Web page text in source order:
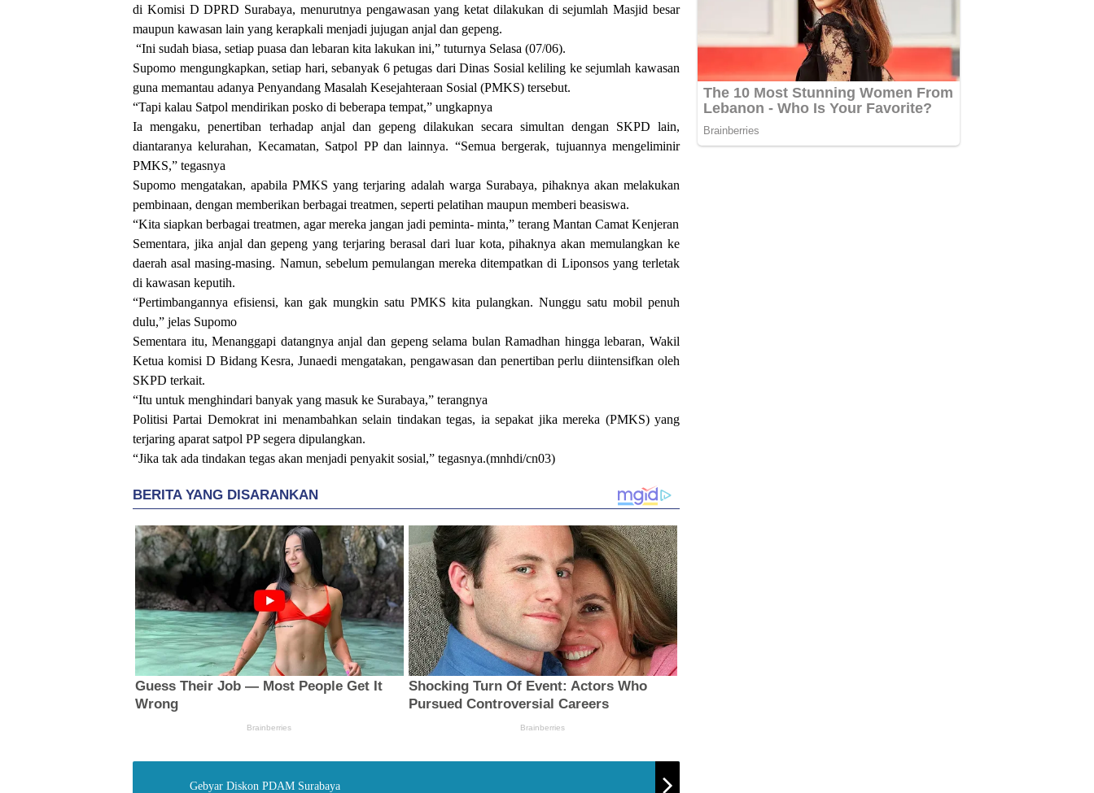
di Komisi D DPRD Surabaya, menurutnya pengawasan yang ketat dilakukan di sejumlah Masjid besar
maupun kawasan lain yang kerapkali menjadi jujugan anjal dan gepeng.
“Ini sudah biasa, setiap puasa dan lebaran kita lakukan ini,” tuturnya Selasa (07/06).
Supomo mengungkapkan, setiap hari, sebanyak 6 petugas dari Dinas Sosial keliling ke sejumlah kawasan
guna memantau adanya Penyandang Masalah Kesejahteraan Sosial (PMKS) tersebut.
“Tapi kalau Satpol mendirikan posko di beberapa tempat,” ungkapnya
Ia mengaku, penertiban terhadap anjal dan gepeng dilakukan secara simultan dengan SKPD lain,
diantaranya kelurahan, Kecamatan, Satpol PP dan lainnya. “Semua bergerak, tujuannya mengeliminir
PMKS,” tegasnya
Supomo mengatakan, apabila PMKS yang terjaring adalah warga Surabaya, pihaknya akan melakukan
pembinaan, dengan memberikan berbagai treatmen, seperti pelatihan maupun memberi beasiswa.
“Kita siapkan berbagai treatmen, agar mereka jangan jadi peminta- minta,” terang Mantan Camat Kenjeran
Sementara, jika anjal dan gepeng yang terjaring berasal dari luar kota, pihaknya akan memulangkan ke
daerah asal masing-masing. Namun, sebelum pemulangan mereka ditempatkan di Liponsos yang terletak
di kawasan keputih.
“Pertimbangannya efisiensi, kan gak mungkin satu PMKS kita pulangkan. Nunggu satu mobil penuh
dulu,” jelas Supomo
Sementara itu, Menanggapi datangnya anjal dan gepeng selama bulan Ramadhan hingga lebaran, Wakil
Ketua komisi D Bidang Kesra, Junaedi mengatakan, pengawasan dan penertiban perlu diintensifkan oleh
SKPD terkait.
“Itu untuk menghindari banyak yang masuk ke Surabaya,” terangnya
Politisi Partai Demokrat ini menambahkan selain tindakan tegas, ia sepakat jika mereka (PMKS) yang
terjaring aparat satpol PP segera dipulangkan.
“Jika tak ada tindakan tegas akan menjadi penyakit sosial,” tegasnya.(mnhdi/cn03)
Gebyar Diskon PDAM Surabaya